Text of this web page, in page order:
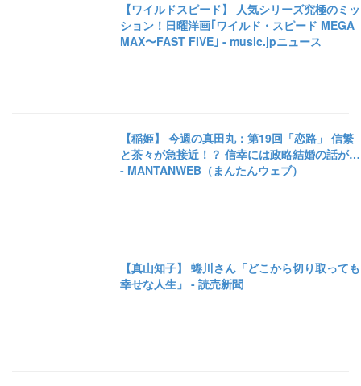
【ワイルドスピード】 人気シリーズ究極のミッ
ション！日曜洋画｢ワイルド・スピード MEGA
MAX〜FAST FIVE｣ - music.jpニュース
【稲姫】 今週の真田丸：第19回「恋路」 信繁
と茶々が急接近！？ 信幸には政略結婚の話が…
- MANTANWEB（まんたんウェブ）
【真山知子】 蜷川さん「どこから切り取っても
幸せな人生」 - 読売新聞